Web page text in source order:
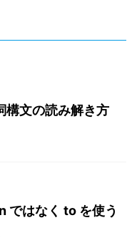
文の読み解き方
はなく to を使う